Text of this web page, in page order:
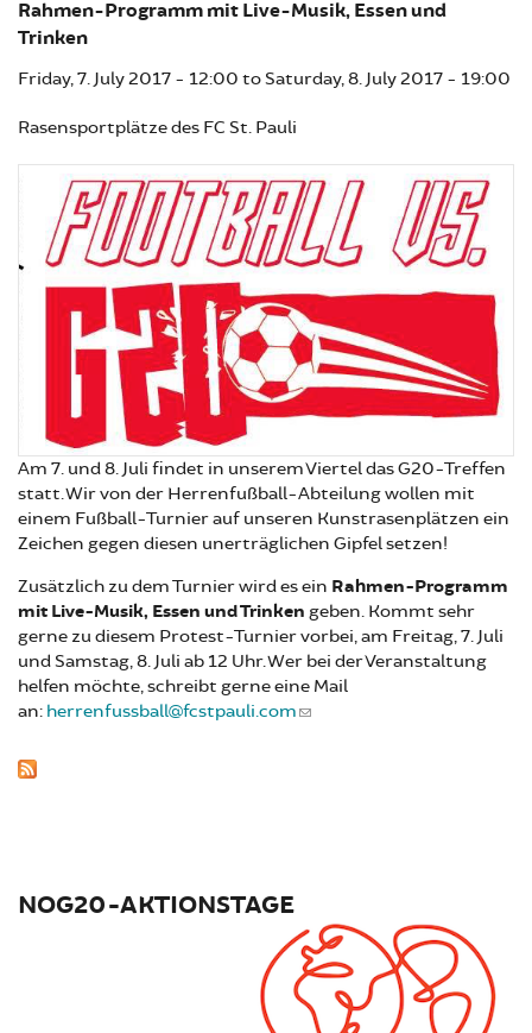
Rahmen-Programm mit Live-Musik, Essen und
Trinken
Friday, 7. July 2017 - 12:00 toSaturday, 8. July 2017 - 19:00
Rasensportplätze des FC St. Pauli
Am 7. und 8. Juli findet in unserem Viertel das G20-Treffen
statt. Wir von der Herrenfußball-Abteilung wollen mit
einem Fußball-Turnier auf unseren Kunstrasenplätzen ein
Zeichen gegen diesen unerträglichen Gipfel setzen!
Zusätzlich zu dem Turnier wird es ein Rahmen-Programm
mit Live-Musik, Essen und Trinken geben. Kommt sehr
gerne zu diesem Protest-Turnier vorbei, am Freitag, 7. Juli
und Samstag, 8. Juli ab 12 Uhr. Wer bei der Veranstaltung
helfen möchte, schreibt gerne eine Mail
an: herrenfussball@fcstpauli.com
NOG20-AKTIONSTAGE